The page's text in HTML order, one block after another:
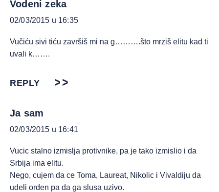
Vodeni zeka
02/03/2015 u 16:35
Vučiću sivi tiću završiš mi na g……….što mrziš elitu kad ti
uvali k…….
REPLY
Ja sam
02/03/2015 u 16:41
Vucic stalno izmislja protivnike, pa je tako izmislio i da
Srbija ima elitu.
Nego, cujem da ce Toma, Laureat, Nikolic i Vivaldiju da
udeli orden pa da ga slusa uzivo.